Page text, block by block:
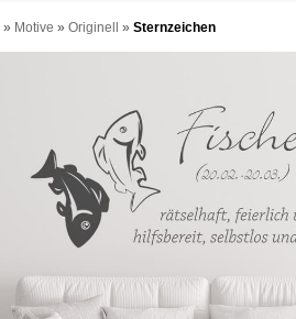
» Motive » Originell » Sternzeichen